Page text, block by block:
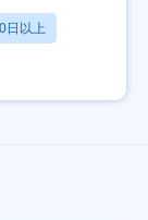
日以上